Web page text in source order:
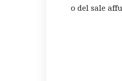
o del sale